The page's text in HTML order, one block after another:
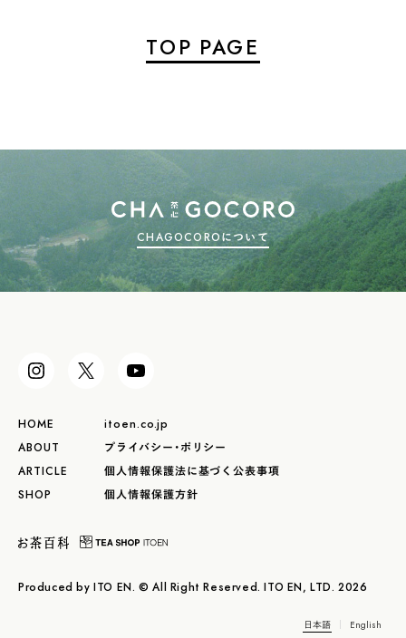
TOP PAGE
CHAGOCOROについて
HOME
ABOUT
ARTICLE
SHOP
itoen.co.jp
プライバシー・ポリシー
個人情報保護法に基づく公表事項
個人情報保護方針
Produced by ITO EN. © All Right Reserved. ITO EN, LTD. 2026
日本語 English